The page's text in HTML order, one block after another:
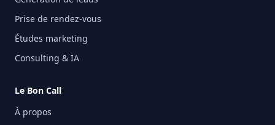
Prise de rendez-vous
Études marketing
Consulting & IA
Le Bon Call
À propos